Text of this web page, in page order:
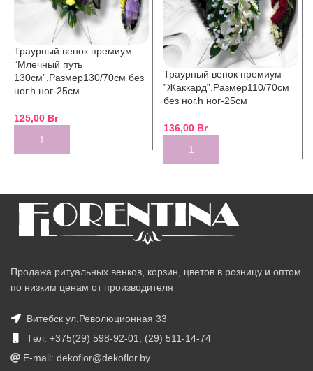
Траурный венок премиум
”Млечный путь
130см”.Размер130/70см без
ног.h ног-25см
125,00 Br
Траурный венок премиум
”Жаккард”.Размер110/70см
без ног.h ног-25см
136,00 Br
Продажа ритуальных венков, корзин, цветов в розницу и оптом
по низким ценам от производителя
Витебск ул.Революционная 33
Tел: +375(29) 598-92-01, (29) 511-14-74
E-mail: dekoflor@dekoflor.by